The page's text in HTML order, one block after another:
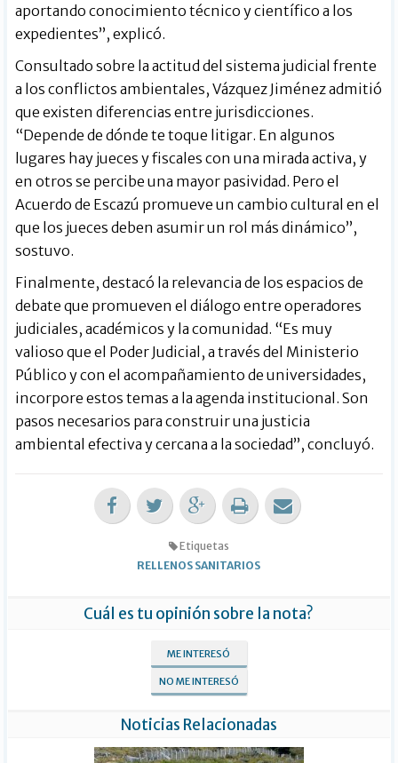
aportando conocimiento técnico y científico a los
expedientes”, explicó.
Consultado sobre la actitud del sistema judicial frente
a los conflictos ambientales, Vázquez Jiménez admitió
que existen diferencias entre jurisdicciones.
“Depende de dónde te toque litigar. En algunos
lugares hay jueces y fiscales con una mirada activa, y
en otros se percibe una mayor pasividad. Pero el
Acuerdo de Escazú promueve un cambio cultural en el
que los jueces deben asumir un rol más dinámico”,
sostuvo.
Finalmente, destacó la relevancia de los espacios de
debate que promueven el diálogo entre operadores
judiciales, académicos y la comunidad. “Es muy
valioso que el Poder Judicial, a través del Ministerio
Público y con el acompañamiento de universidades,
incorpore estos temas a la agenda institucional. Son
pasos necesarios para construir una justicia
ambiental efectiva y cercana a la sociedad”, concluyó.
Etiquetas
RELLENOS SANITARIOS
Cuál es tu opinión sobre la nota?
ME INTERESÓ
NO ME INTERESÓ
Noticias Relacionadas